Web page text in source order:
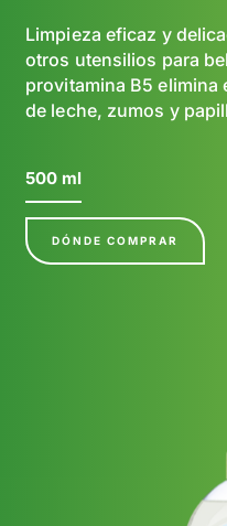
Limpieza eficaz y
otros utensilios para
provitamina B5
de leche, zumos y
500 ml
DÓNDE COMPRAR